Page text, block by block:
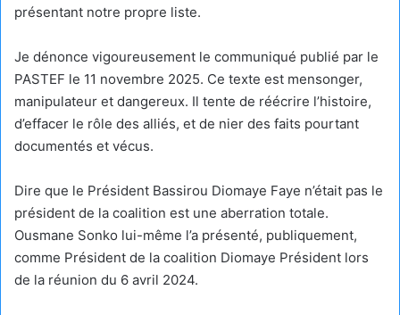
présentant notre propre liste.
Je dénonce vigoureusement le communiqué publié par le
PASTEF le 11 novembre 2025. Ce texte est mensonger,
manipulateur et dangereux. Il tente de réécrire l’histoire,
d’effacer le rôle des alliés, et de nier des faits pourtant
documentés et vécus.
Dire que le Président Bassirou Diomaye Faye n’était pas le
président de la coalition est une aberration totale.
Ousmane Sonko lui-même l’a présenté, publiquement,
comme Président de la coalition Diomaye Président lors
de la réunion du 6 avril 2024.